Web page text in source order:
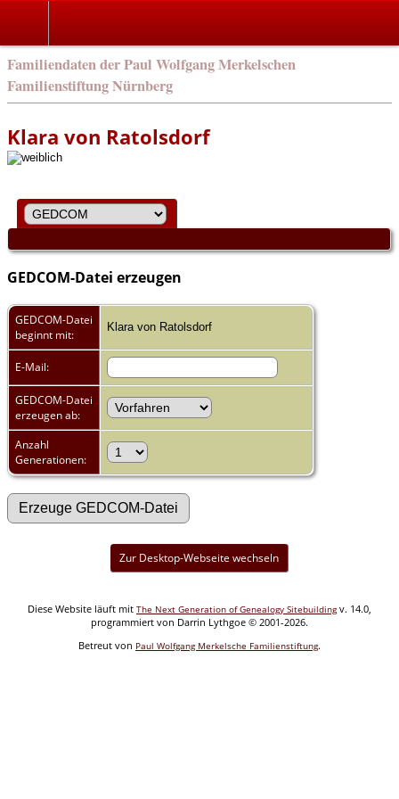
Familiendaten der Paul Wolfgang Merkelschen
Familienstiftung Nürnberg
Klara von Ratolsdorf
GEDCOM-Datei erzeugen
GEDCOM-Datei
beginnt mit:
Klara von Ratolsdorf
E-Mail:
GEDCOM-Datei
erzeugen ab:
Anzahl
Generationen:
Zur Desktop-Webseite wechseln
Diese Website läuft mit The Next Generation of Genealogy Sitebuildingv. 14.0,
programmiert von Darrin Lythgoe © 2001-2026.
Betreut von Paul Wolfgang Merkelsche Familienstiftung.